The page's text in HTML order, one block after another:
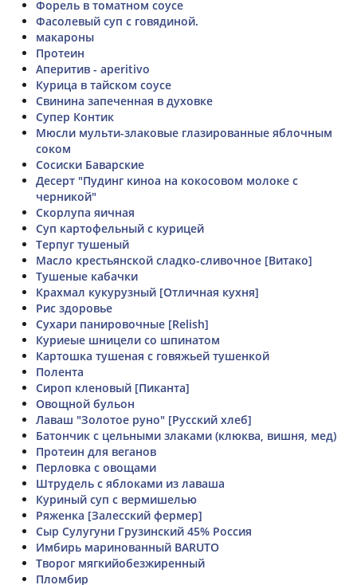
Форель в томатном соусе
Фасолевый суп с говядиной.
макароны
Протеин
Аперитив - aperitivo
Курица в тайском соусе
Свинина запеченная в духовке
Супер Контик
Мюсли мульти-злаковые глазированные яблочным
соком
Сосиски Баварские
Десерт "Пудинг киноа на кокосовом молоке с
черникой"
Скорлупа яичная
Суп картофельный с курицей
Терпуг тушеный
Масло крестьянской сладко-сливочное [Витако]
Тушеные кабачки
Крахмал кукурузный [Отличная кухня]
Рис здоровье
Сухари панировочные [Relish]
Куриеые шницели со шпинатом
Картошка тушеная с говяжьей тушенкой
Полента
Сироп кленовый [Пиканта]
Овощной бульон
Лаваш "Золотое руно" [Русский хлеб]
Батончик с цельными злаками (клюква, вишня, мед)
Протеин для веганов
Перловка с овощами
Штрудель с яблоками из лаваша
Куриный суп с вермишелью
Ряженка [Залесский фермер]
Сыр Сулугуни Грузинский 45% Россия
Имбирь маринованный BARUTO
Творог мягкийобезжиренный
Пломбир